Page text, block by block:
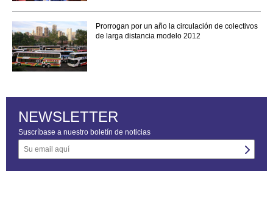
Prorrogan por un año la circulación de colectivos
de larga distancia modelo 2012
NEWSLETTER
Suscríbase a nuestro boletín de noticias